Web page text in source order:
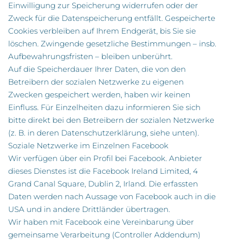
Einwilligung zur Speicherung widerrufen oder der
Zweck für die Datenspeicherung entfällt. Gespeicherte
Cookies verbleiben auf Ihrem Endgerät, bis Sie sie
löschen. Zwingende gesetzliche Bestimmungen – insb.
Aufbewahrungsfristen – bleiben unberührt.
Auf die Speicherdauer Ihrer Daten, die von den
Betreibern der sozialen Netzwerke zu eigenen
Zwecken gespeichert werden, haben wir keinen
Einfluss. Für Einzelheiten dazu informieren Sie sich
bitte direkt bei den Betreibern der sozialen Netzwerke
(z. B. in deren Datenschutzerklärung, siehe unten).
Soziale Netzwerke im Einzelnen Facebook
Wir verfügen über ein Profil bei Facebook. Anbieter
dieses Dienstes ist die Facebook Ireland Limited, 4
Grand Canal Square, Dublin 2, Irland. Die erfassten
Daten werden nach Aussage von Facebook auch in die
USA und in andere Drittländer übertragen.
Wir haben mit Facebook eine Vereinbarung über
gemeinsame Verarbeitung (Controller Addendum)